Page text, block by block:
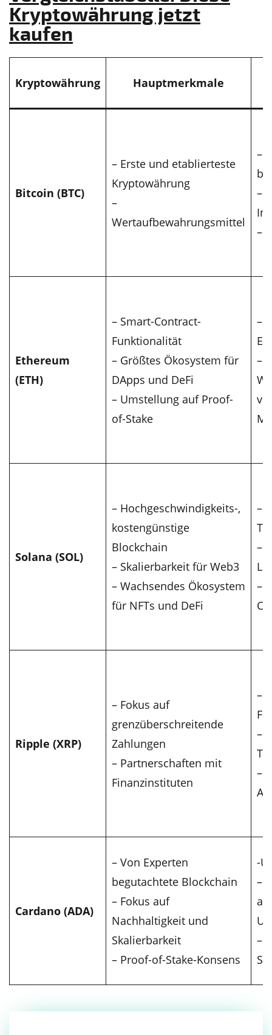
Kryptowährung jetzt
kaufen
Kryptowährung Hauptmerkmale
Bitcoin (BTC)
– Erste und etablierteste
Kryptowährung
–
Wertaufbewahrungsmittel
–
–
–
Ethereum
(ETH)
– Smart-Contract-
Funktionalität
– Größtes Ökosystem für
DApps und DeFi
– Umstellung auf Proof-
of-Stake
–
–
Solana (SOL)
– Hochgeschwindigkeits-,
kostengünstige
Blockchain
– Skalierbarkeit für Web3
– Wachsendes Ökosystem
für NFTs und DeFi
–
–
–
Ripple (XRP)
– Fokus auf
grenzüberschreitende
Zahlungen
– Partnerschaften mit
Finanzinstituten
–
–
–
Cardano (ADA)
– Von Experten
begutachtete Blockchain
– Fokus auf
Nachhaltigkeit und
Skalierbarkeit
– Proof-of-Stake-Konsens
-
–
–